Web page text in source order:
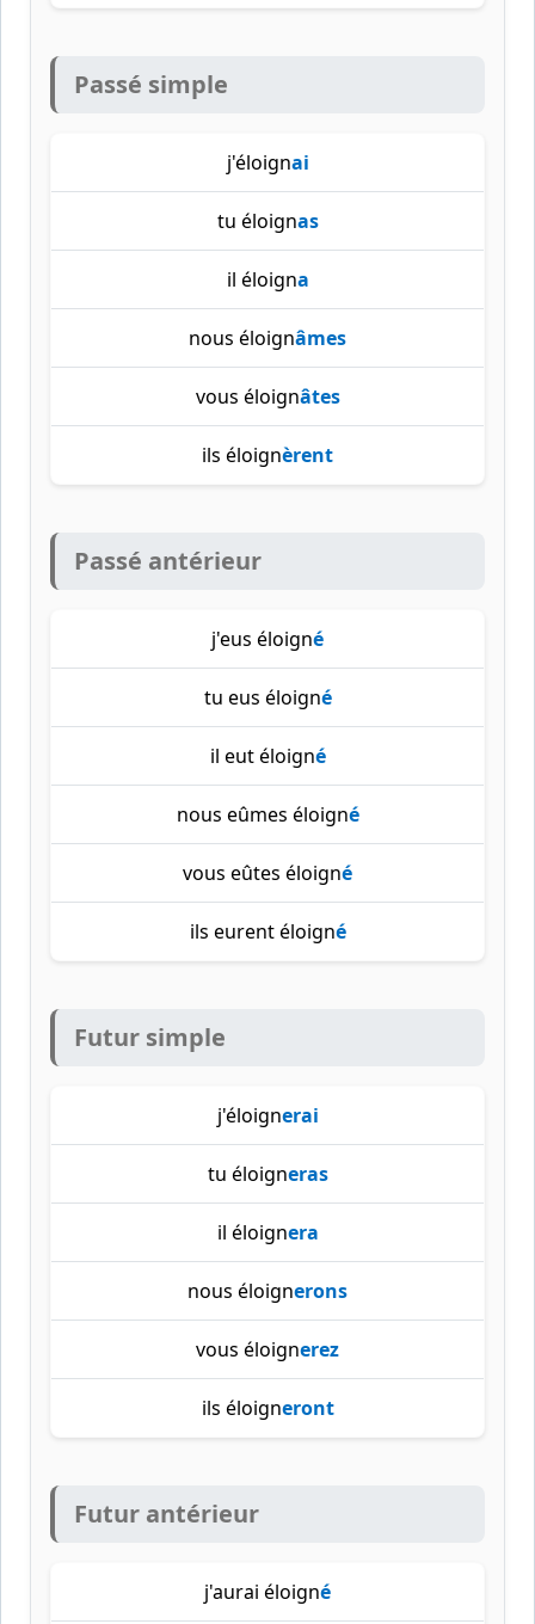
Passé simple
j'éloignai
tu éloignas
il éloigna
nous éloignâmes
vous éloignâtes
ils éloignèrent
Passé antérieur
j'eus éloigné
tu eus éloigné
il eut éloigné
nous eûmes éloigné
vous eûtes éloigné
ils eurent éloigné
Futur simple
j'éloignerai
tu éloigneras
il éloignera
nous éloignerons
vous éloignerez
ils éloigneront
Futur antérieur
j'aurai éloigné